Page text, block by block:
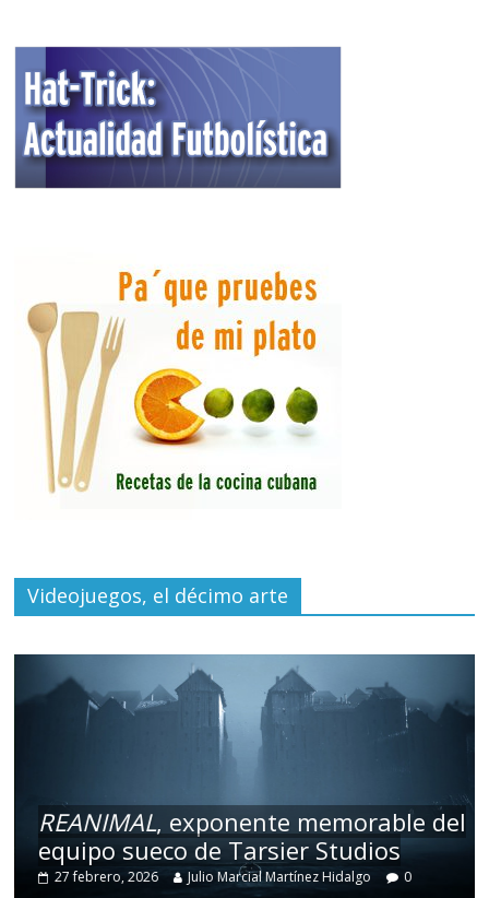
Videojuegos, el décimo arte
REANIMAL, exponente memorable del
equipo sueco de Tarsier Studios
27 febrero, 2026 Julio Marcial Martínez Hidalgo 0